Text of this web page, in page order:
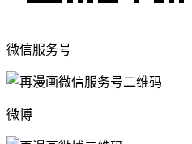
微信服务号
微博